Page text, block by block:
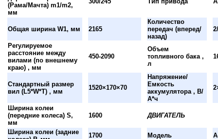
(Рама/Мачта) m1/m2,
мм
Общая ширина W1, мм 2165
Количество
передач (вперед/
назад)
Регулируемое
расстояние между
вилами (по внешнему
краю) , мм
450-2090
Объем
топливного бака ,
л
Стандартный размер
вил (L5*W*T) , мм
1520×170×70
Напряжение/
Емкость
аккумулятора , В/
А*ч
Ширина колеи
(передние колеса) S,
мм
1600 ДВИГАТЕЛЬ
Ширина колеи (задние
1700 Модель